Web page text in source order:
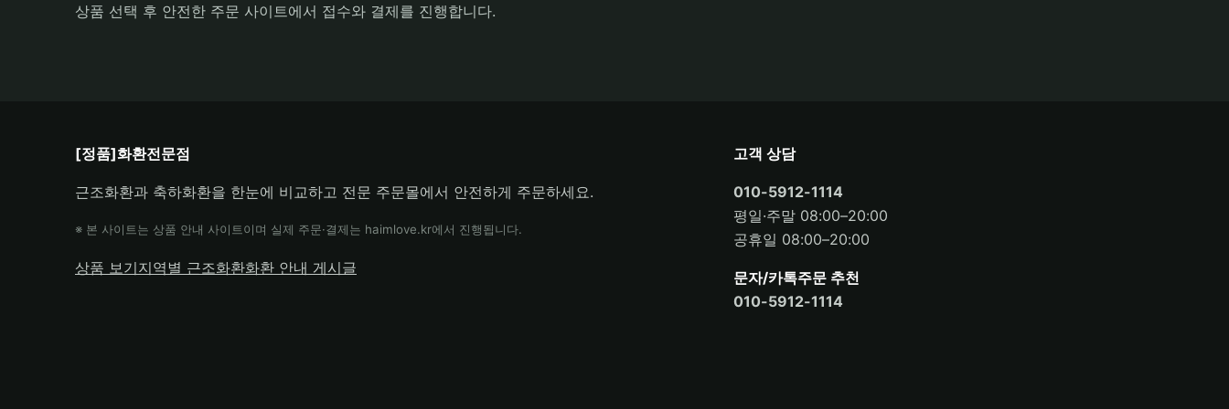
상품 선택 후 안전한 주문 사이트에서 접수와 결제를 진행합니다.
[정품]화환전문점
근조화환과 축하화환을 한눈에 비교하고 전문 주문몰에서 안전하게 주문하세요.
※ 본 사이트는 상품 안내 사이트이며 실제 주문·결제는 haimlove.kr에서 진행됩니다.
상품 보기지역별 근조화환화환 안내 게시글
고객 상담
010-5912-1114
평일·주말 08:00–20:00
공휴일 08:00–20:00
문자/카톡주문 추천
010-5912-1114